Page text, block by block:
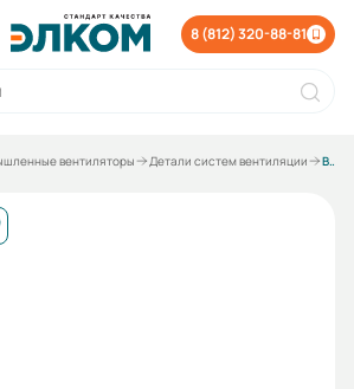
8 (812) 320-88-81
вентиляторы Детали систем вентиляции Виброизолятор ДО 45